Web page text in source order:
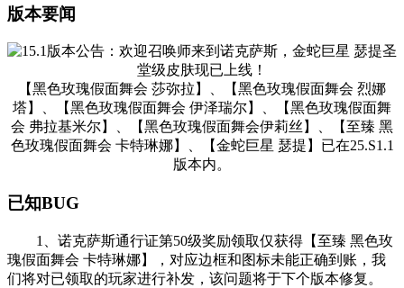
版本要闻
【黑色玫瑰假面舞会 莎弥拉】、【黑色玫瑰假面舞会 烈娜
塔】、【黑色玫瑰假面舞会 伊泽瑞尔】、【黑色玫瑰假面舞
会 弗拉基米尔】、【黑色玫瑰假面舞会伊莉丝】、【至臻 黑
色玫瑰假面舞会 卡特琳娜】、【金蛇巨星 瑟提】已在25.S1.1
版本内。
已知BUG
1、诺克萨斯通行证第50级奖励领取仅获得【至臻 黑色玫
瑰假面舞会 卡特琳娜】，对应边框和图标未能正确到账，我
们将对已领取的玩家进行补发，该问题将于下个版本修复。